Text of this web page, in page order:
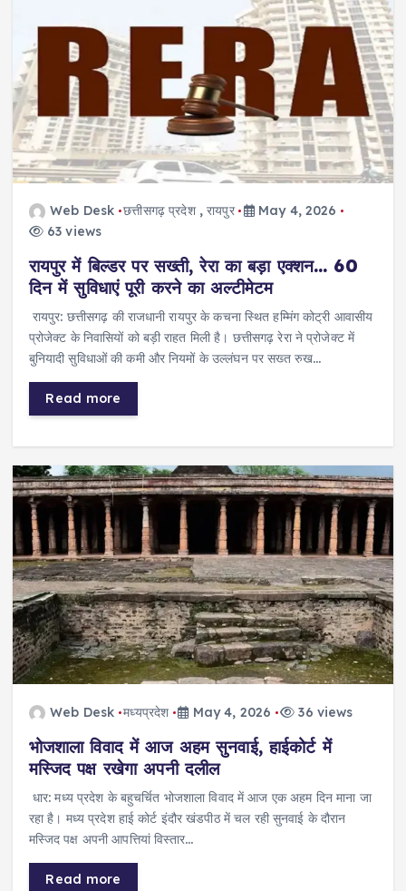
Web Desk छत्तीसगढ़ प्रदेश,रायपुर
May 4, 2026
63 views
रायपुर में बिल्डर पर सख्ती, रेरा का बड़ा एक्शन… 60
दिन में सुविधाएं पूरी करने का अल्टीमेटम
रायपुर: छत्तीसगढ़ की राजधानी रायपुर के कचना स्थित हम्मिंग कोट्री आवासीय
प्रोजेक्ट के निवासियों को बड़ी राहत मिली है। छत्तीसगढ़ रेरा ने प्रोजेक्ट में
बुनियादी सुविधाओं की कमी और नियमों के उल्लंघन पर सख्त रुख…
Read more
Web Desk मध्यप्रदेश May 4, 2026 36 views
भोजशाला विवाद में आज अहम सुनवाई, हाईकोर्ट में
मस्जिद पक्ष रखेगा अपनी दलील
धार: मध्य प्रदेश के बहुचर्चित भोजशाला विवाद में आज एक अहम दिन माना जा
रहा है। मध्य प्रदेश हाई कोर्ट इंदौर खंडपीठ में चल रही सुनवाई के दौरान
मस्जिद पक्ष अपनी आपत्तियां विस्तार…
Read more